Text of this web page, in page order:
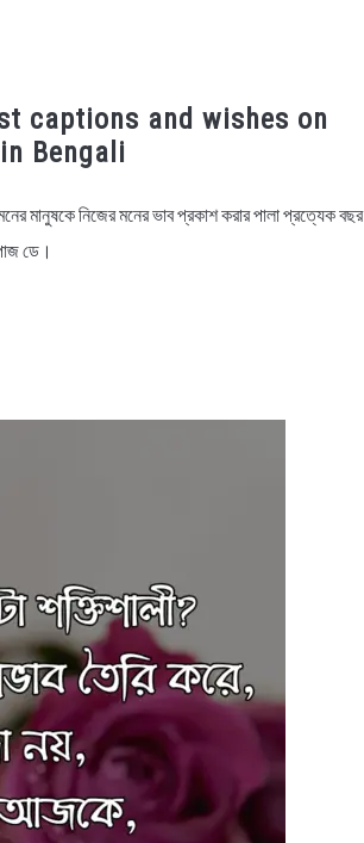
captions and wishes on
Bengali
মানুষকে নিজের মনের ভাব প্রকাশ করার পালা প্রত্যেক বছর
ডে।